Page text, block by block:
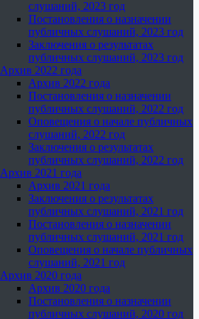
слушаний, 2023 год
Постановления о назначении
публичных слушаний, 2023 год
Заключения о результатах
публичных слушаний, 2023 год
Архив 2022 года
Архив 2022 года
Постановления о назначении
публичных слушаний, 2022 год
Оповещения о начале публичных
слушаний, 2022 год
Заключения о результатах
публичных слушаний, 2022 год
Архив 2021 года
Архив 2021 года
Заключения о результатах
публичных слушаний, 2021 год
Постановления о назначении
публичных слушаний, 2021 год
Оповещения о начале публичных
слушаний, 2021 год
Архив 2020 года
Архив 2020 года
Постановления о назначении
публичных слушаний, 2020 год